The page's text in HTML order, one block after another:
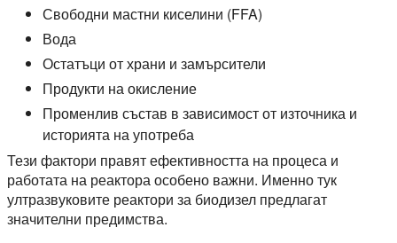
Свободни мастни киселини (FFA)
Вода
Остатъци от храни и замърсители
Продукти на окисление
Променлив състав в зависимост от източника и
историята на употреба
Тези фактори правят ефективността на процеса и
работата на реактора особено важни. Именно тук
ултразвуковите реактори за биодизел предлагат
значителни предимства.